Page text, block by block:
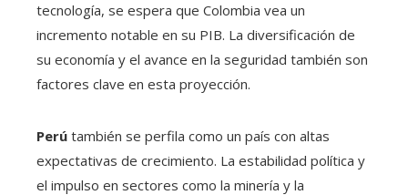
tecnología, se espera que Colombia vea un
incremento notable en su PIB. La diversificación de
su economía y el avance en la seguridad también son
factores clave en esta proyección.
Perú también se perfila como un país con altas
expectativas de crecimiento. La estabilidad política y
el impulso en sectores como la minería y la